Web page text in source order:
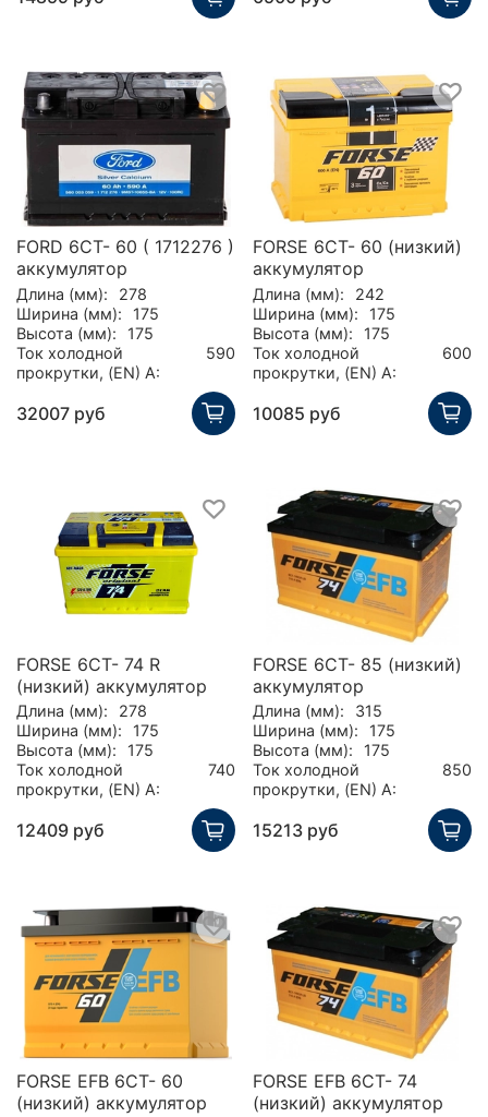
FORD 6CT- 60 ( 1712276 )
аккумулятор
Длина (мм):
278
Ширина (мм):
175
Высота (мм):
175
Ток холодной
прокрутки, (EN) А:
590
32007 руб
FORSE 6СТ- 60 (низкий)
аккумулятор
Длина (мм):
242
Ширина (мм):
175
Высота (мм):
175
Ток холодной
прокрутки, (EN) А:
600
10085 руб
FORSE 6СТ- 74 R
(низкий) аккумулятор
Длина (мм):
278
Ширина (мм):
175
Высота (мм):
175
Ток холодной
прокрутки, (EN) А:
740
12409 руб
FORSE 6СТ- 85 (низкий)
аккумулятор
Длина (мм):
315
Ширина (мм):
175
Высота (мм):
175
Ток холодной
прокрутки, (EN) А:
850
15213 руб
FORSE EFB 6СТ- 60
(низкий) аккумулятор
FORSE EFB 6СТ- 74
(низкий) аккумулятор